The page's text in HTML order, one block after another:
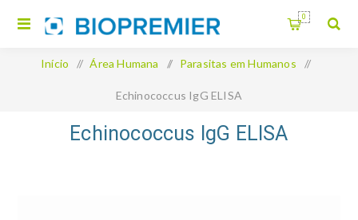
0
Início / Área Humana / Parasitas em Humanos /
Echinococcus IgG ELISA
Echinococcus IgG ELISA